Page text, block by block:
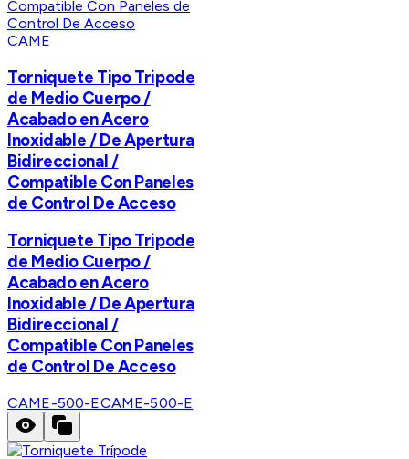
CAME
Torniquete Tipo Tripode
de Medio Cuerpo /
Acabado en Acero
Inoxidable / De Apertura
Bidireccional /
Compatible Con Paneles
de Control De Acceso
Torniquete Tipo Tripode
de Medio Cuerpo /
Acabado en Acero
Inoxidable / De Apertura
Bidireccional /
Compatible Con Paneles
de Control De Acceso
CAME-500-ECAME-500-E